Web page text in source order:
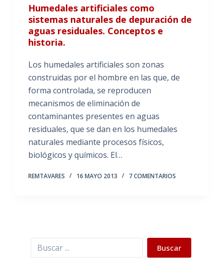
Humedales artificiales como
sistemas naturales de depuración de
aguas residuales. Conceptos e
historia.
Los humedales artificiales son zonas
construidas por el hombre en las que, de
forma controlada, se reproducen
mecanismos de eliminación de
contaminantes presentes en aguas
residuales, que se dan en los humedales
naturales mediante procesos físicos,
biológicos y químicos. El…
REMTAVARES 16 MAYO 2013 7 COMENTARIOS
Buscar Buscar